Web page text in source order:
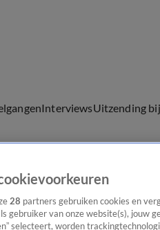
InterviewsUitzending
28 partners gebruiken cookies en
gebruiker van onze website(s), jouw
selecteert, worden